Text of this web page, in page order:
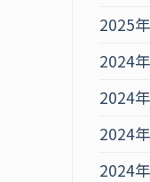
2025
2024
2024
2024
2024